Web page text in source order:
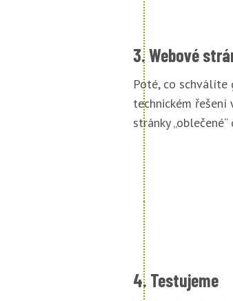
3. Webové
Poté, co schválíte
technickém
stránky
4. Testujeme